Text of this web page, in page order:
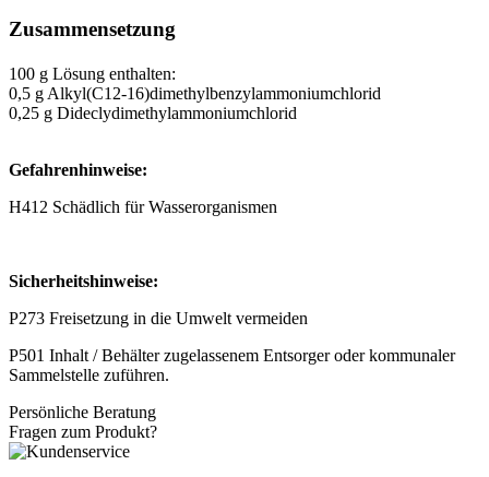
Zusammensetzung
100 g Lösung enthalten:
0,5 g Alkyl(C12-16)dimethylbenzylammoniumchlorid
0,25 g Dideclydimethylammoniumchlorid
Gefahrenhinweise:
H412 Schädlich für Wasserorganismen
Sicherheitshinweise:
P273 Freisetzung in die Umwelt vermeiden
P501 Inhalt / Behälter zugelassenem Entsorger oder kommunaler
Sammelstelle zuführen.
Persönliche Beratung
Fragen zum Produkt?